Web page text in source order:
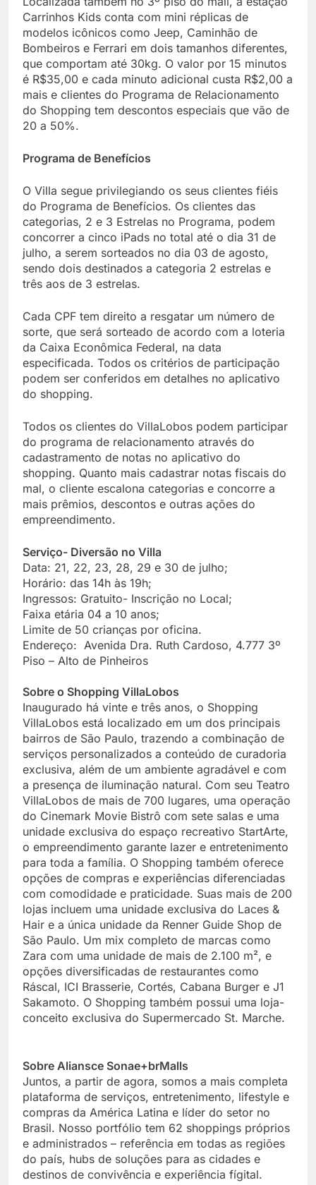
Carrinhos Kids conta com mini réplicas de
modelos icônicos como Jeep, Caminhão de
Bombeiros e Ferrari em dois tamanhos diferentes,
que comportam até 30kg. O valor por 15 minutos
é R$35,00 e cada minuto adicional custa R$2,00 a
mais e clientes do Programa de Relacionamento
do Shopping tem descontos especiais que vão de
20 a 50%.
Programa de Benefícios
O Villa segue privilegiando os seus clientes fiéis
do Programa de Benefícios. Os clientes das
categorias, 2 e 3 Estrelas no Programa, podem
concorrer a cinco iPads no total até o dia 31 de
julho, a serem sorteados no dia 03 de agosto,
sendo dois destinados a categoria 2 estrelas e
três aos de 3 estrelas.
Cada CPF tem direito a resgatar um número de
sorte, que será sorteado de acordo com a loteria
da Caixa Econômica Federal, na data
especificada. Todos os critérios de participação
podem ser conferidos em detalhes no aplicativo
do shopping.
Todos os clientes do VillaLobos podem participar
do programa de relacionamento através do
cadastramento de notas no aplicativo do
shopping. Quanto mais cadastrar notas fiscais do
mal, o cliente escalona categorias e concorre a
mais prêmios, descontos e outras ações do
empreendimento.
Serviço- Diversão no Villa
Data: 21, 22, 23, 28, 29 e 30 de julho;
Horário: das 14h às 19h;
Ingressos: Gratuito- Inscrição no Local;
Faixa etária 04 a 10 anos;
Limite de 50 crianças por oficina.
Endereço: Avenida Dra. Ruth Cardoso, 4.777 3º
Piso – Alto de Pinheiros
Sobre o Shopping VillaLobos
Inaugurado há vinte e três anos, o Shopping
VillaLobos está localizado em um dos principais
bairros de São Paulo, trazendo a combinação de
serviços personalizados a conteúdo de curadoria
exclusiva, além de um ambiente agradável e com
a presença de iluminação natural. Com seu Teatro
VillaLobos de mais de 700 lugares, uma operação
do Cinemark Movie Bistrô com sete salas e uma
unidade exclusiva do espaço recreativo StartArte,
o empreendimento garante lazer e entretenimento
para toda a família. O Shopping também oferece
opções de compras e experiências diferenciadas
com comodidade e praticidade. Suas mais de 200
lojas incluem uma unidade exclusiva do Laces &
Hair e a única unidade da Renner Guide Shop de
São Paulo. Um mix completo de marcas como
Zara com uma unidade de mais de 2.100 m², e
opções diversificadas de restaurantes como
Ráscal, ICI Brasserie, Cortés, Cabana Burger e J1
Sakamoto. O Shopping também possui uma loja-
conceito exclusiva do Supermercado St. Marche.
Sobre Aliansce Sonae+brMalls
Juntos, a partir de agora, somos a mais completa
plataforma de serviços, entretenimento, lifestyle e
compras da América Latina e líder do setor no
Brasil. Nosso portfólio tem 62 shoppings próprios
e administrados – referência em todas as regiões
do país, hubs de soluções para as cidades e
destinos de convivência e experiência fígital.